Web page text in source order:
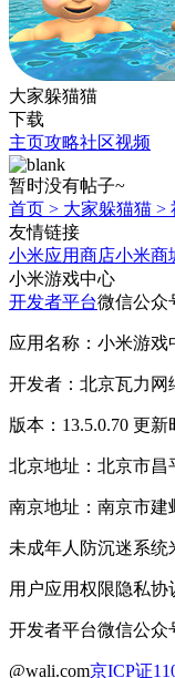
大家躲猫猫
下载
主页攻略社区视频
暂时没有帖子~
首页 > 大家躲猫猫 >
友情链接
小米应用商店小米商
小米游戏中心
开发者平台微信公众
应用名称：小米游戏
开发者：北京瓦力网
版本：13.5.0.70 更新
北京地址：北京市昌
南京地址：南京市建
未成年人防沉迷系统
用户应用权限隐私协
开发者平台微信公众
@wali.com京ICP证